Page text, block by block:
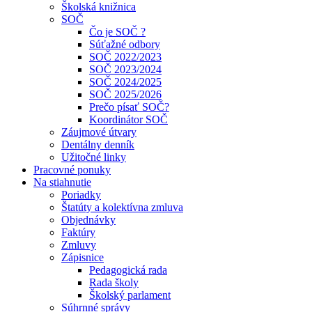
Školská knižnica
SOČ
Čo je SOČ ?
Súťažné odbory
SOČ 2022/2023
SOČ 2023/2024
SOČ 2024/2025
SOČ 2025/2026
Prečo písať SOČ?
Koordinátor SOČ
Záujmové útvary
Dentálny denník
Užitočné linky
Pracovné ponuky
Na stiahnutie
Poriadky
Štatúty a kolektívna zmluva
Objednávky
Faktúry
Zmluvy
Zápisnice
Pedagogická rada
Rada školy
Školský parlament
Súhrnné správy